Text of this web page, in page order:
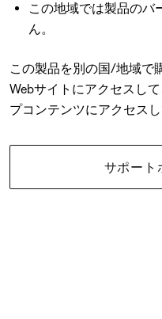
この地域では製品のバ
ん。
この製品を別の国/地域で
Webサイトにアクセスし
プコンテンツにアクセスし
サポート